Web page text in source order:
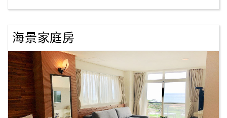
海景家庭房